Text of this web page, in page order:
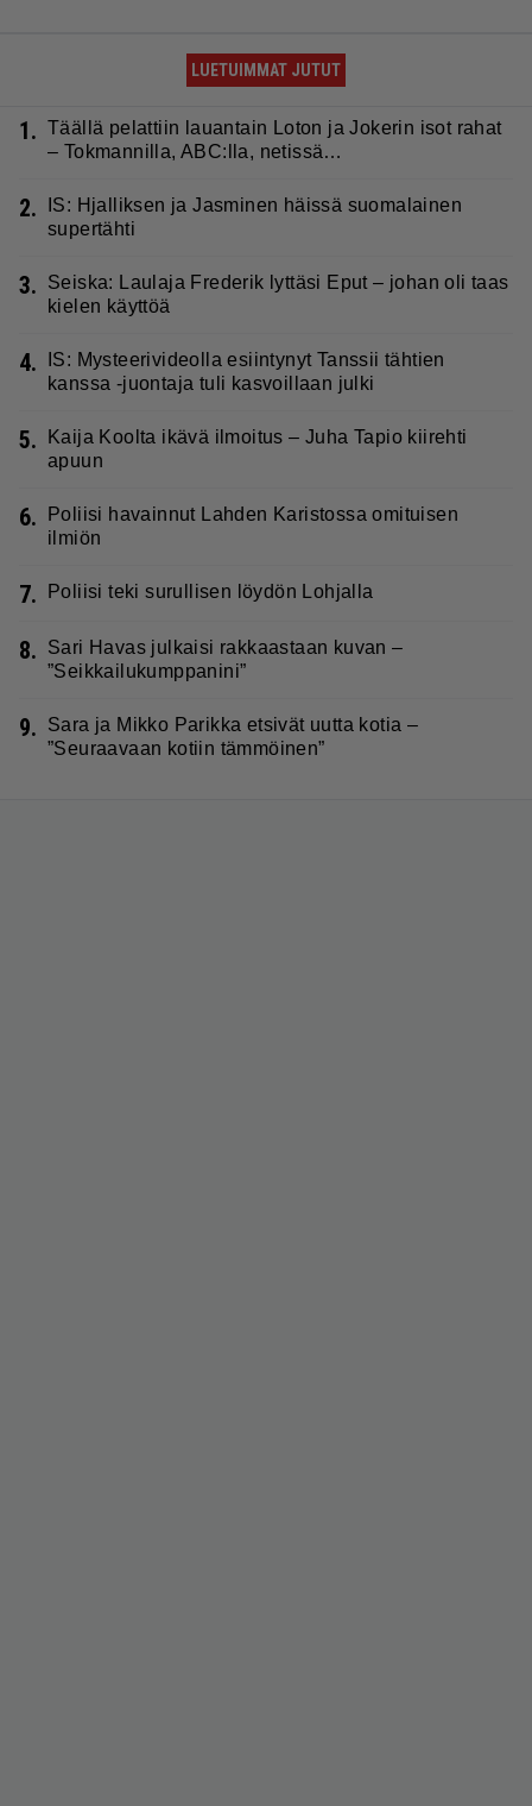
LUETUIMMAT JUTUT
1. Täällä pelattiin lauantain Loton ja Jokerin isot rahat
– Tokmannilla, ABC:lla, netissä…
2.
IS: Hjalliksen ja Jasminen häissä suomalainen
supertähti
3.
Seiska: Laulaja Frederik lyttäsi Eput – johan oli taas
kielen käyttöä
4.
IS: Mysteerivideolla esiintynyt Tanssii tähtien
kanssa -juontaja tuli kasvoillaan julki
5.
Kaija Koolta ikävä ilmoitus – Juha Tapio kiirehti
apuun
6.
Poliisi havainnut Lahden Karistossa omituisen
ilmiön
7. Poliisi teki surullisen löydön Lohjalla
8.
Sari Havas julkaisi rakkaastaan kuvan –
”Seikkailukumppanini”
9.
Sara ja Mikko Parikka etsivät uutta kotia –
”Seuraavaan kotiin tämmöinen”